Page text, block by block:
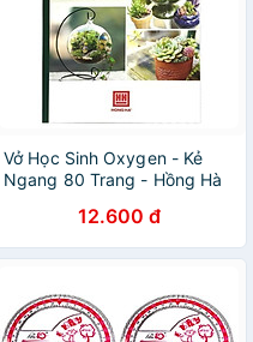
Vở Học Sinh Oxygen - Kẻ
Ngang 80 Trang - Hồng Hà
12.600 đ